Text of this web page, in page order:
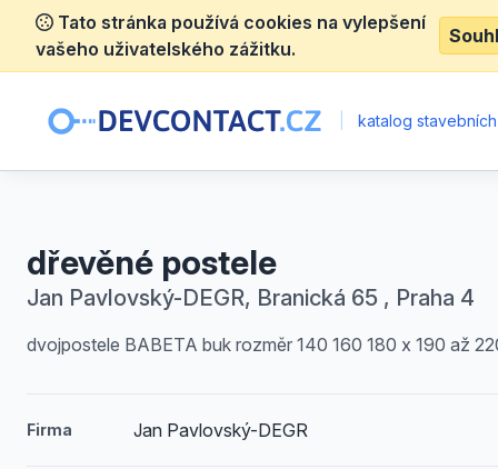
Tato stránka používá cookies na vylepšení
vašeho uživatelského zážitku.
katalog
dřevěné postele
Jan Pavlovský-DEGR, Branická 65 , Praha 4
dvojpostele BABETA buk rozměr 140 160 180 x 190 až
Firma Jan Pavlovský-DEGR